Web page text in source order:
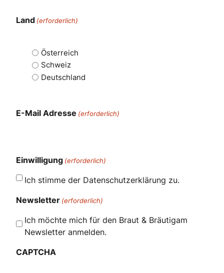
Land (erforderlich)
Österreich
Schweiz
Deutschland
E-Mail Adresse (erforderlich)
Einwilligung (erforderlich)
Ich stimme der Datenschutzerklärung zu.
Newsletter (erforderlich)
Ich möchte mich für den Braut & Bräutigam
Newsletter anmelden.
CAPTCHA